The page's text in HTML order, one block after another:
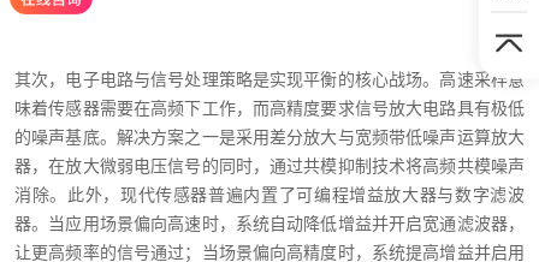
其次，电子电路与信号处理策略是实现平衡的核心战场。高速采样意
味着传感器需要在高频下工作，而高精度要求信号放大电路具有极低
的噪声基底。解决方案之一是采用差分放大与宽频带低噪声运算放大
器，在放大微弱电压信号的同时，通过共模抑制技术将高频共模噪声
消除。此外，现代传感器普遍内置了可编程增益放大器与数字滤波
器。当应用场景偏向高速时，系统自动降低增益并开启宽通滤波器，
让更高频率的信号通过；当场景偏向高精度时，系统提高增益并启用